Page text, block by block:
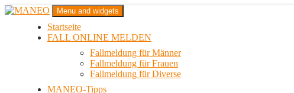
Zum
MANEO
Das schwule Anti-Gewalt-Projekt in Berlin
Menu and widgets
Startseite
FALL ONLINE MELDEN
Fallmeldung für Männer
Fallmeldung für Frauen
Fallmeldung für Diverse
MANEO-Tipps